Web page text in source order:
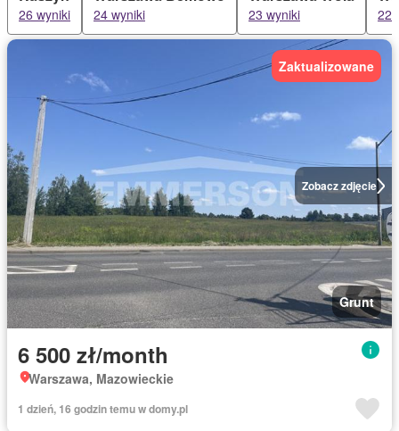
26 wyniki 24 wyniki 23 wyniki 22
Zobacz zdjęcie
Zaktualizowane
Grunt
6 500 zł/month
Warszawa, Mazowieckie
1 dzień, 16 godzin temu w domy.pl